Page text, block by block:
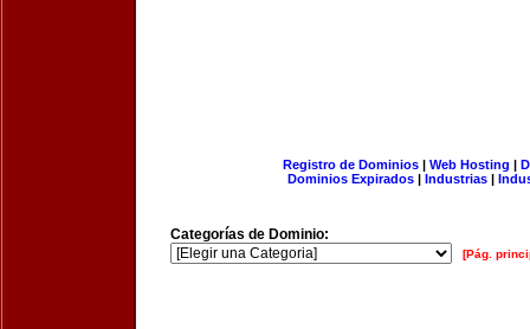
Registro de Dominios| Web Hosting |
Dominios Expirados | Industrias |
Categorías de Dominio:
[Pág.